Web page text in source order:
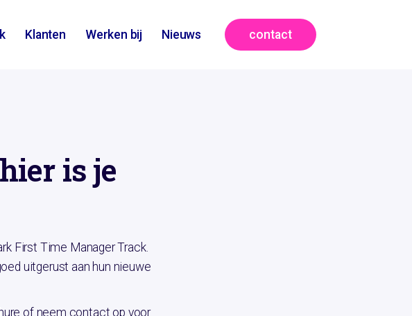
Klanten Werken bij Nieuws contact
is je
First Time Manager Track.
uitgerust aan hun nieuwe
of neem contact op voor